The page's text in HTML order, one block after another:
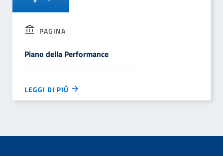
PAGINA
Piano della Performance
LEGGI DI PIÙ